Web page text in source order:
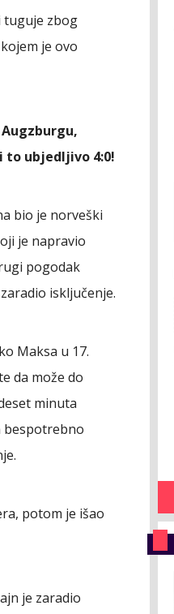
tuguje zbog
je ovo
to ubjedljivo 4:0!
bio je norveški
je napravio
pogodak
isključenje.
Maksa u 17.
da može do
minuta
bespotrebno
potom je išao
je zaradio